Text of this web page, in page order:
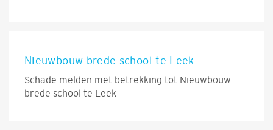
Nieuwbouw brede school te Leek
Schade melden met betrekking tot Nieuwbouw
brede school te Leek